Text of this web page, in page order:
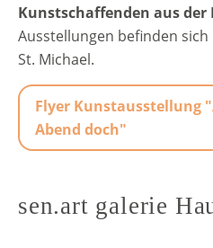
Kunstschaffenden aus der
Ausstellungen befinden
St. Michael.
Flyer Kunstausstellung
Abend doch"
sen.art galerie